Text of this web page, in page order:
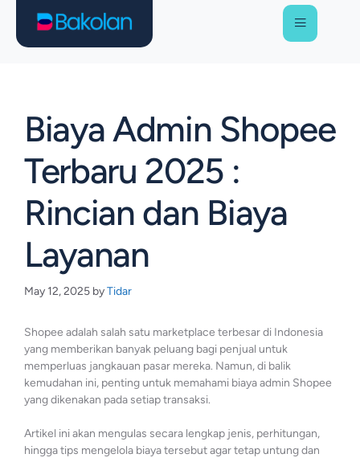
Biaya Admin Shopee
Terbaru 2025 :
Rincian dan Biaya
Layanan
May 12, 2025 byTidar
Shopee adalah salah satu marketplace terbesar di Indonesia
yang memberikan banyak peluang bagi penjual untuk
memperluas jangkauan pasar mereka. Namun, di balik
kemudahan ini, penting untuk memahami biaya admin Shopee
yang dikenakan pada setiap transaksi.
Artikel ini akan mengulas secara lengkap jenis, perhitungan,
hingga tips mengelola biaya tersebut agar tetap untung dan